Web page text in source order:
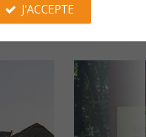
J'ACCEPTE